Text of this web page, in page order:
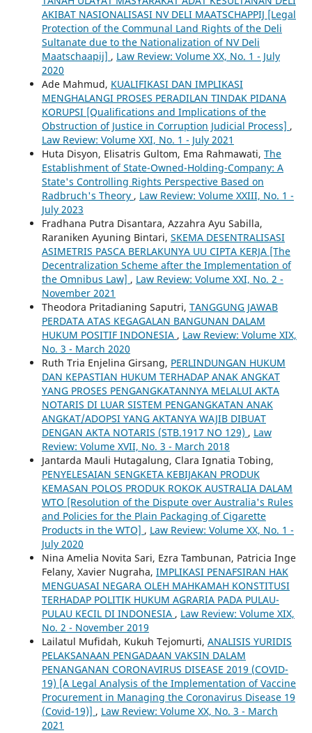
AKIBAT NASIONALISASI NV DELI MAATSCHAPPIJ [Legal
Protection of the Communal Land Rights of the Deli
Sultanate due to the Nationalization of NV Deli
Maatschaapij] , Law Review: Volume XX, No. 1 - July
2020
Ade Mahmud, KUALIFIKASI DAN IMPLIKASI
MENGHALANGI PROSES PERADILAN TINDAK PIDANA
KORUPSI [Qualifications and Implications of the
Obstruction of Justice in Corruption Judicial Process] ,
Law Review: Volume XXI, No. 1 - July 2021
Huta Disyon, Elisatris Gultom, Ema Rahmawati, The
Establishment of State-Owned-Holding-Company: A
State's Controlling Rights Perspective Based on
Radbruch's Theory , Law Review: Volume XXIII, No. 1 -
July 2023
Fradhana Putra Disantara, Azzahra Ayu Sabilla,
Raraniken Ayuning Bintari, SKEMA DESENTRALISASI
ASIMETRIS PASCA BERLAKUNYA UU CIPTA KERJA [The
Decentralization Scheme after the Implementation of
the Omnibus Law] , Law Review: Volume XXI, No. 2 -
November 2021
Theodora Pritadianing Saputri, TANGGUNG JAWAB
PERDATA ATAS KEGAGALAN BANGUNAN DALAM
HUKUM POSITIF INDONESIA , Law Review: Volume XIX,
No. 3 - March 2020
Ruth Tria Enjelina Girsang, PERLINDUNGAN HUKUM
DAN KEPASTIAN HUKUM TERHADAP ANAK ANGKAT
YANG PROSES PENGANGKATANNYA MELALUI AKTA
NOTARIS DI LUAR SISTEM PENGANGKATAN ANAK
ANGKAT/ADOPSI YANG AKTANYA WAJIB DIBUAT
DENGAN AKTA NOTARIS (STB.1917 NO 129) , Law
Review: Volume XVII, No. 3 - March 2018
Jantarda Mauli Hutagalung, Clara Ignatia Tobing,
PENYELESAIAN SENGKETA KEBIJAKAN PRODUK
KEMASAN POLOS PRODUK ROKOK AUSTRALIA DALAM
WTO [Resolution of the Dispute over Australia's Rules
and Policies for the Plain Packaging of Cigarette
Products in the WTO] , Law Review: Volume XX, No. 1 -
July 2020
Nina Amelia Novita Sari, Ezra Tambunan, Patricia Inge
Felany, Xavier Nugraha, IMPLIKASI PENAFSIRAN HAK
MENGUASAI NEGARA OLEH MAHKAMAH KONSTITUSI
TERHADAP POLITIK HUKUM AGRARIA PADA PULAU-
PULAU KECIL DI INDONESIA , Law Review: Volume XIX,
No. 2 - November 2019
Lailatul Mufidah, Kukuh Tejomurti, ANALISIS YURIDIS
PELAKSANAAN PENGADAAN VAKSIN DALAM
PENANGANAN CORONAVIRUS DISEASE 2019 (COVID-
19) [A Legal Analysis of the Implementation of Vaccine
Procurement in Managing the Coronavirus Disease 19
(Covid-19)] , Law Review: Volume XX, No. 3 - March
2021